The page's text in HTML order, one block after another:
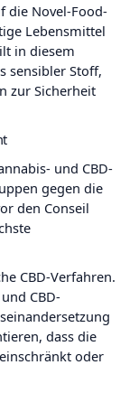
die Novel-Food-
Lebensmittel
in diesem
sensibler Stoff,
zur Sicherheit
und CBD-
gegen die
den Conseil
CBD-Verfahren.
CBD-
dass die
oder